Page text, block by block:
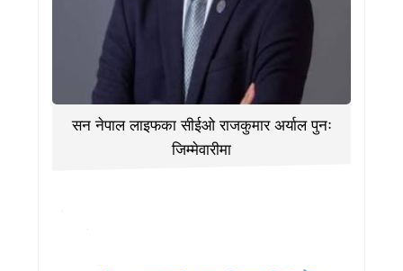
सन नेपाल लाइफका सीईओ राजकुमार अर्याल पुनः
जिम्मेवारीमा